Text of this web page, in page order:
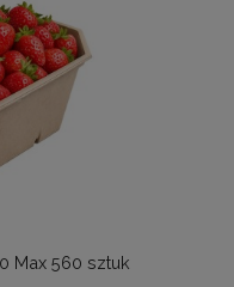
Max 560 sztuk